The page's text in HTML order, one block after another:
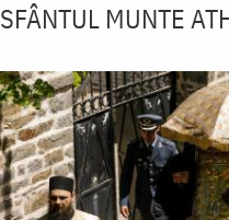
SFÂNTUL MUNTE